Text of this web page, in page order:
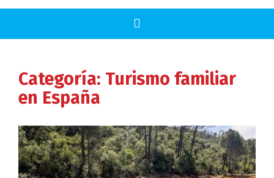
Categoría: Turismo familiar
en España